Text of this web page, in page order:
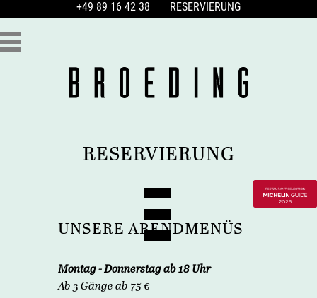
+49 89 16 42 38 RESERVIERUNG
RESERVIERUNG
UNSERE ABENDMENÜS
Montag - Donnerstag ab 18 Uhr
Ab 3 Gänge ab 75 €